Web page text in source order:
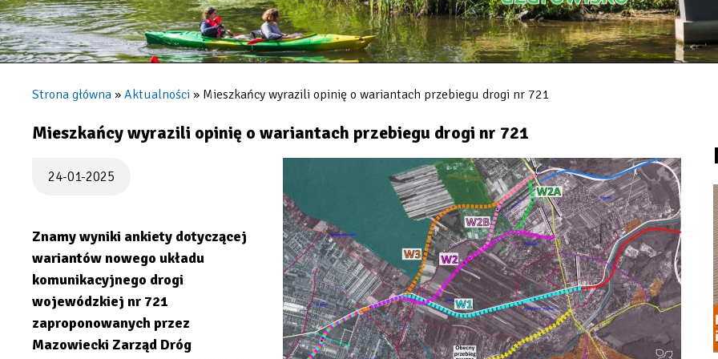
nawigacyjna
Strona główna Aktualności Mieszkańcy wyrazili opinię o wariantach przebiegu drogi nr 721
Mieszkańcy wyrazili opinię o wariantach przebiegu drogi nr 721
24-01-2025
Znamy wyniki ankiety dotyczącej
wariantów nowego układu
komunikacyjnego drogi
wojewódzkiej nr 721
zaproponowanych przez
Mazowiecki Zarząd Dróg